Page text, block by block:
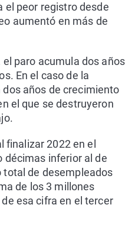
el peor registro desde
aumentó en más de
paro acumula dos años
En el caso de la
años de crecimiento
el que se destruyeron
finalizar 2022 en el
décimas inferior al de
de desempleados
de los 3 millones
esa cifra en el tercer